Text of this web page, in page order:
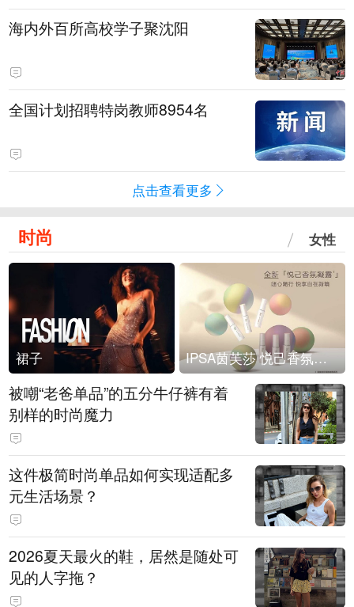
海内外百所高校学子聚沈阳
全国计划招聘特岗教师8954名
点击查看更多
时尚 女性
裙子 IPSA茵芙莎 悦己香氛凝露上市
被嘲“老爸单品”的五分牛仔裤有着
别样的时尚魔力
这件极简时尚单品如何实现适配多
元生活场景？
2026夏天最火的鞋，居然是随处可
见的人字拖？